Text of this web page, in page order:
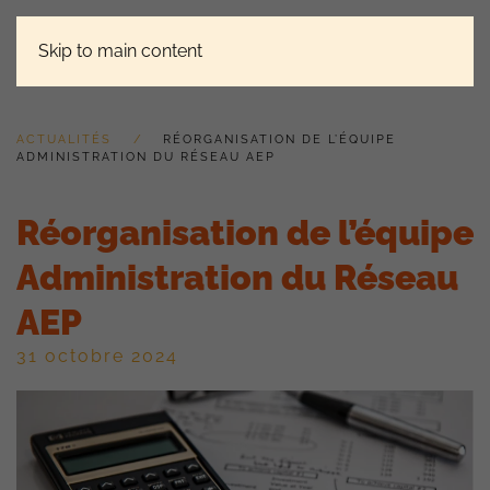
Skip to main content
ACTUALITÉS
RÉORGANISATION DE L’ÉQUIPE
ADMINISTRATION DU RÉSEAU AEP
Réorganisation de l’équipe
Administration du Réseau
AEP
31 octobre 2024